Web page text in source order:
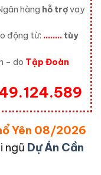
hàng hỗ trợvay
động từ: ……..tùy
– do Tập Đoàn
Yên 08/2026
ngũ Dự Án Cần